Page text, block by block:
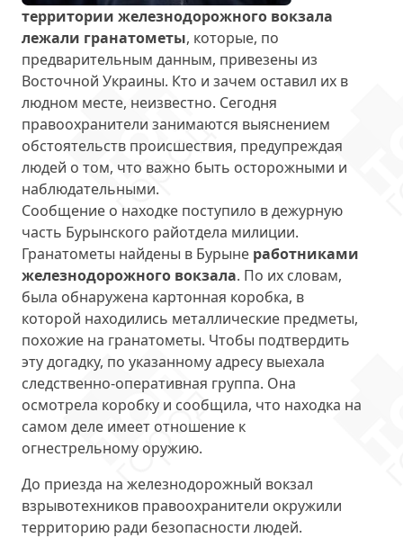
территории железнодорожного вокзала
лежали гранатометы, которые, по
предварительным данным, привезены из
Восточной Украины. Кто и зачем оставил их в
людном месте, неизвестно. Сегодня
правоохранители занимаются выяснением
обстоятельств происшествия, предупреждая
людей о том, что важно быть осторожными и
наблюдательными.
Сообщение о находке поступило в дежурную
часть Бурынского райотдела милиции.
Гранатометы найдены в Бурыне работниками
железнодорожного вокзала. По их словам,
была обнаружена картонная коробка, в
которой находились металлические предметы,
похожие на гранатометы. Чтобы подтвердить
эту догадку, по указанному адресу выехала
следственно-оперативная группа. Она
осмотрела коробку и сообщила, что находка на
самом деле имеет отношение к
огнестрельному оружию.
До приезда на железнодорожный вокзал
взрывотехников правоохранители окружили
территорию ради безопасности людей.